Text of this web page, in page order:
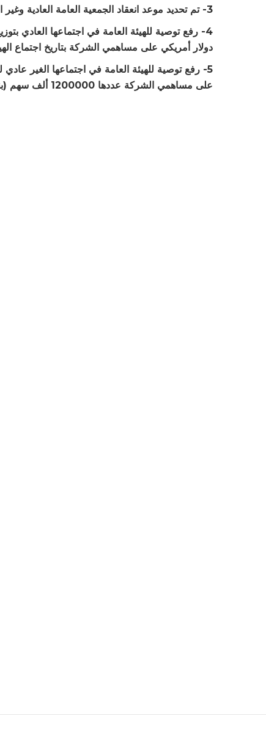
3- تم تحديد موعد انعقاد الجمعية العامة العادية وغير العادية خلال الأسبوع الأول من شهر نيسان/ابريل 2026 .
دولار أمريكي على مساهمي الشركة بتاريخ اجتماع
على مساهمي الشركة عددها 1200000 ألف سهم (بنسبة تقريبية 8.70%) بعد أخذ موافق السادة / هيئة سوق رأس المال .